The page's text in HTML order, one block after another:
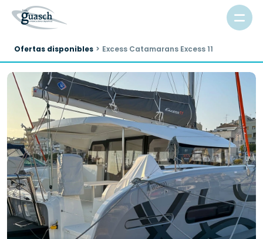
Ofertas disponibles Excess Catamarans Excess 11